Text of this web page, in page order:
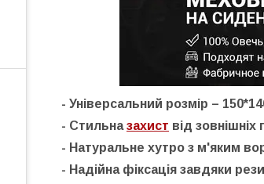
- Універсальний розмір –
- Стильназахист від
- Натуральне хутро з м'яким
- Надійна фіксація завдяки